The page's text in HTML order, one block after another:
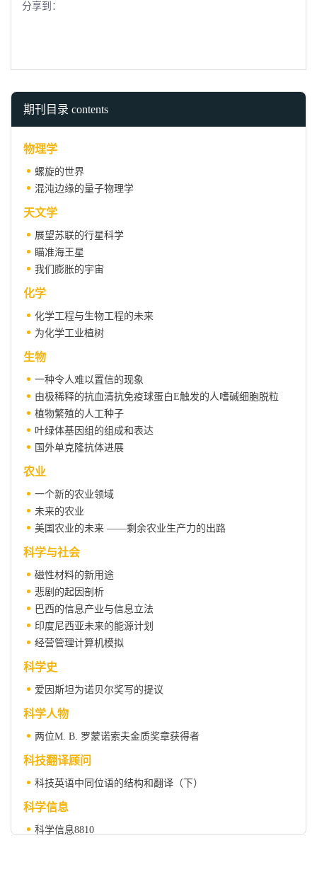
分享到：
期刊目录 contents
物理学
螺旋的世界
混沌边缘的量子物理学
天文学
展望苏联的行星科学
瞄准海王星
我们膨胀的宇宙
化学
化学工程与生物工程的未来
为化学工业植树
生物
一种令人难以置信的现象
由极稀释的抗血清抗免疫球蛋白E触发的人嗜碱细胞脱粒
植物繁殖的人工种子
叶绿体基因组的组成和表达
国外单克隆抗体进展
农业
一个新的农业领域
未来的农业
美国农业的未来 ——剩余农业生产力的出路
科学与社会
磁性材料的新用途
悲剧的起因剖析
巴西的信息产业与信息立法
印度尼西亚未来的能源计划
经营管理计算机模拟
科学史
爱因斯坦为诺贝尔奖写的提议
科学人物
两位M. B. 罗蒙诺索夫金质奖章获得者
科技翻译顾问
科技英语中同位语的结构和翻译（下）
科学信息
科学信息8810